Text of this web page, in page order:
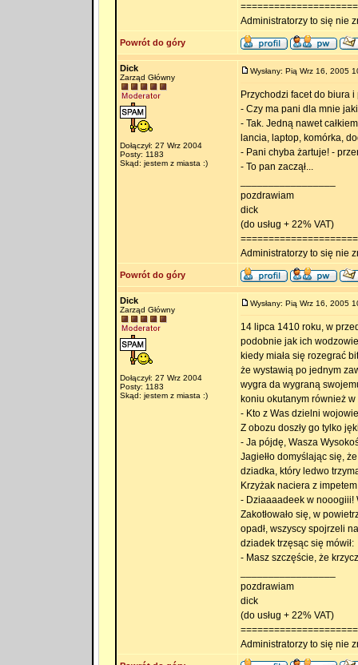
Administratorzy to się nie
Powrót do góry
Dick
Zarząd Główny
Dołączył: 27 Wrz 2004
Posty: 1183
Skąd: jestem z miasta :)
Wysłany: Pią Wrz 16, 2005
Przychodzi facet do biura i
- Czy ma pani dla mnie
- Tak. Jedną nawet
lancia, laptop, komórka,
- Pani chyba żartuje! -
- To pan zaczął...
pozdrawiam
dick
(do usług + 22% VAT)
Administratorzy to się nie
Powrót do góry
Dick
Zarząd Główny
Dołączył: 27 Wrz 2004
Posty: 1183
Skąd: jestem z miasta :)
Wysłany: Pią Wrz 16, 2005
14 lipca 1410 roku, w
podobnie jak ich
kiedy miała się rozegrać
że wystawią po jednym
wygra da wygraną
koniu okutanym również w
- Kto z Was dzielni
Z obozu doszły go tylko
- Ja pójdę, Wasza
Jagiełło domyślając się,
dziadka, który ledwo
Krzyżak naciera z
- Dziaaaadeek w nooogiii!
Zakotłowało się, w
opadł, wszyscy spojrzeli
dziadek trzęsąc się mówił:
- Masz szczęście, że
pozdrawiam
dick
(do usług + 22% VAT)
Administratorzy to się nie